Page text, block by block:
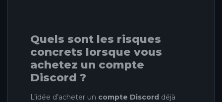
Quels sont les risques
concrets lorsque vous
achetez un compte
Discord ?
L’idée d’acheter un compte Discord déjà